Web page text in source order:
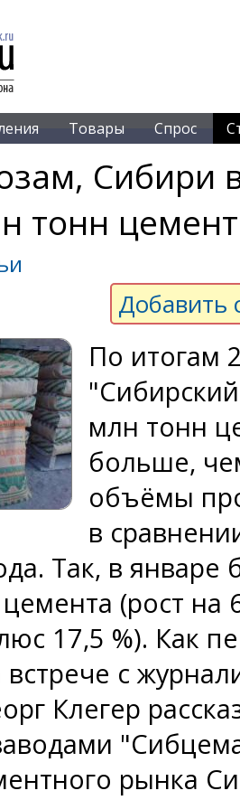
Товары Спрос
Сибири
тонн
Добавить
По итогам
млн тонн
больше,
объёмы
в
Так, в
(рост
17,5 %). Как
встрече с
Клегер
рынка